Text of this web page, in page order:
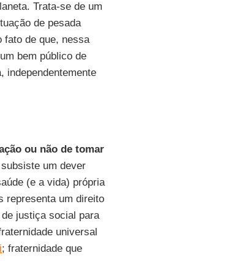
Trata-se de um
de pesada
fato de que, nessa
bem público de
independentemente
ou não de tomar
um dever
(e a vida) própria
representa um direito
justiça social para
universal
; fraternidade que